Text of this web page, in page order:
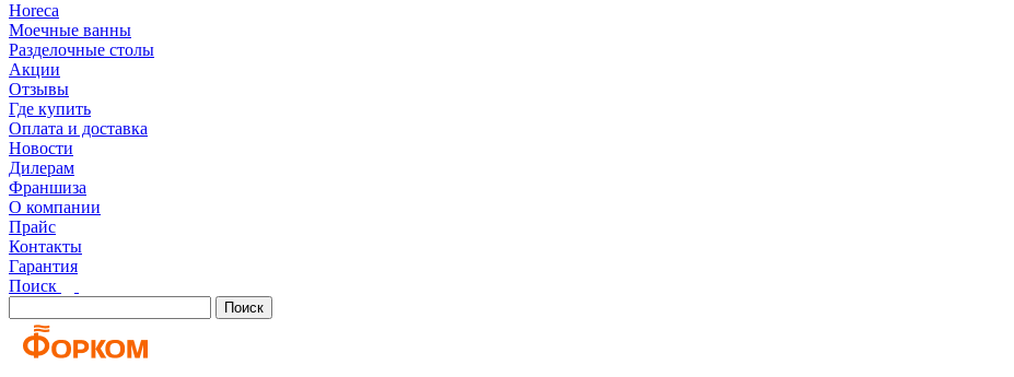
Horeca
Моечные ванны
Разделочные столы
Акции
Отзывы
Где купить
Оплата и доставка
Новости
Дилерам
Франшиза
О компании
Прайс
Контакты
Гарантия
Поиск
Поиск